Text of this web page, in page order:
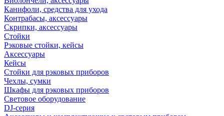
Канифоли, средства для ухода
Контрабасы, аксессуары
Скрипки, аксессуары
Стойки
Рэковые стойки, кейсы
Аксессуары
Кейсы
Стойки для рэковых приборов
Чехлы, сумки
Шкафы для рэковых приборов
Световое оборудование
DJ-серия